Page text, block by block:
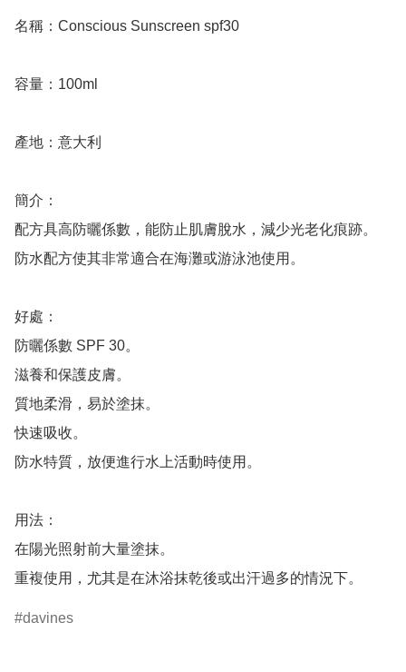
名稱：Conscious Sunscreen spf30
容量：100ml
產地：意大利
簡介：
配方具高防曬係數，能防止肌膚脫水，減少光老化痕跡。
防水配方使其非常適合在海灘或游泳池使用。
好處：
防曬係數 SPF 30。
滋養和保護皮膚。
質地柔滑，易於塗抹。
快速吸收。
防水特質，放便進行水上活動時使用。
用法：
在陽光照射前大量塗抹。
重複使用，尤其是在沐浴抹乾後或出汗過多的情況下。
davines